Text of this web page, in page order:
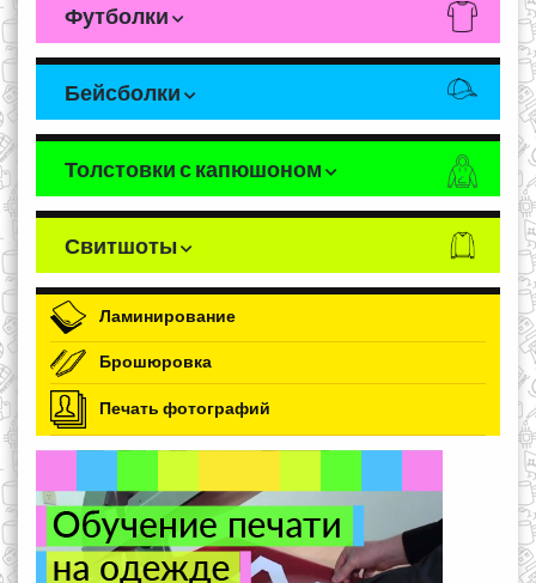
Футболки
Бейсболки
Толстовки с капюшоном
Свитшоты
Ламинирование
Брошюровка
Печать фотографий